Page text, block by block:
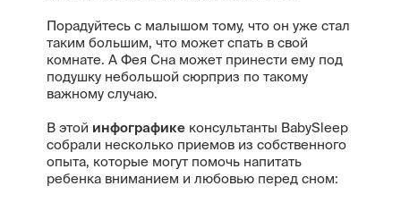
Порадуйтесь с малышом тому, что он уже стал
таким большим, что может спать в свой
комнате. А Фея Сна может принести ему под
подушку небольшой сюрприз по такому
важному случаю.
В этой инфографикеконсультанты BabySleep
собрали несколько приемов из собственного
опыта, которые могут помочь напитать
ребенка вниманием и любовью перед сном: